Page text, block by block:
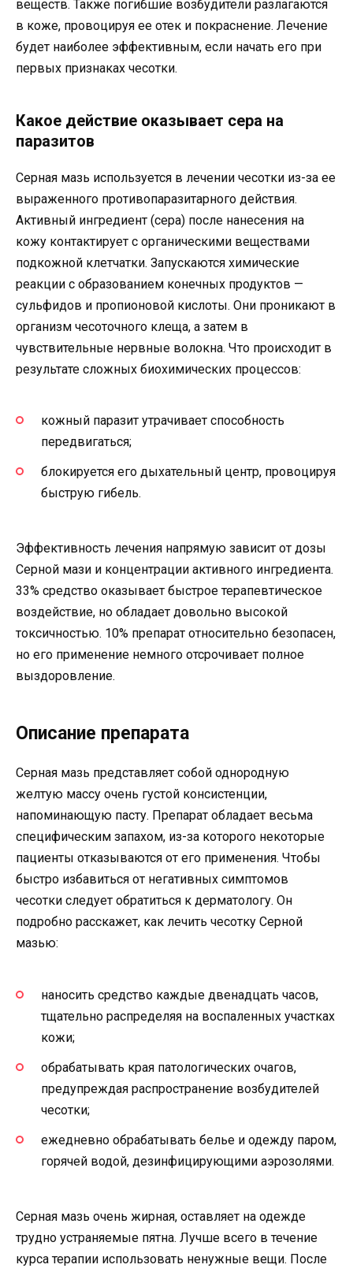
веществ. Также погибшие возбудители разлагаются
в коже, провоцируя ее отек и покраснение. Лечение
будет наиболее эффективным, если начать его при
первых признаках чесотки.
Какое действие оказывает сера на
паразитов
Серная мазь используется в лечении чесотки из-за ее
выраженного противопаразитарного действия.
Активный ингредиент (сера) после нанесения на
кожу контактирует с органическими веществами
подкожной клетчатки. Запускаются химические
реакции с образованием конечных продуктов —
сульфидов и пропионовой кислоты. Они проникают в
организм чесоточного клеща, а затем в
чувствительные нервные волокна. Что происходит в
результате сложных биохимических процессов:
кожный паразит утрачивает способность
передвигаться;
блокируется его дыхательный центр, провоцируя
быструю гибель.
Эффективность лечения напрямую зависит от дозы
Серной мази и концентрации активного ингредиента.
33% средство оказывает быстрое терапевтическое
воздействие, но обладает довольно высокой
токсичностью. 10% препарат относительно безопасен,
но его применение немного отсрочивает полное
выздоровление.
Описание препарата
Серная мазь представляет собой однородную
желтую массу очень густой консистенции,
напоминающую пасту. Препарат обладает весьма
специфическим запахом, из-за которого некоторые
пациенты отказываются от его применения. Чтобы
быстро избавиться от негативных симптомов
чесотки следует обратиться к дерматологу. Он
подробно расскажет, как лечить чесотку Серной
мазью:
наносить средство каждые двенадцать часов,
тщательно распределяя на воспаленных участках
кожи;
обрабатывать края патологических очагов,
предупреждая распространение возбудителей
чесотки;
ежедневно обрабатывать белье и одежду паром,
горячей водой, дезинфицирующими аэрозолями.
Серная мазь очень жирная, оставляет на одежде
трудно устраняемые пятна. Лучше всего в течение
курса терапии использовать ненужные вещи. После